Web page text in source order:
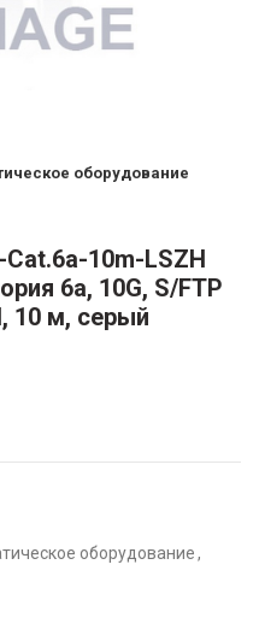
оборудование
10m-LSZH
6a, 10G, S/FTP
10 м, серый
оборудование,